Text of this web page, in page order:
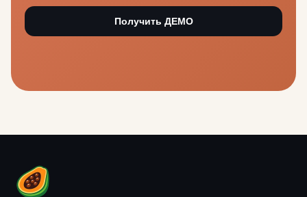
Получить ДЕМО